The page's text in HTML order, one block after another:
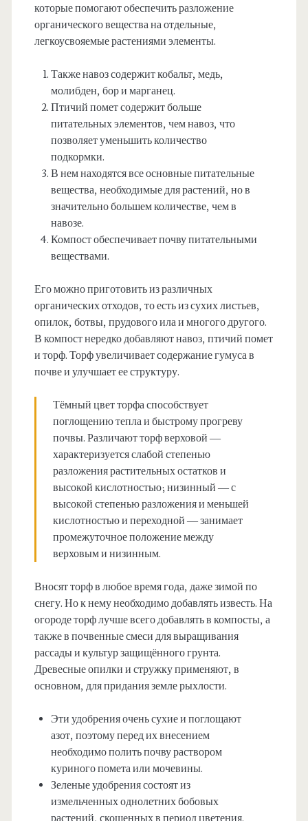
которые помогают обеспечить разложение
органического вещества на отдельные,
легкоусвояемые растениями элементы.
Также навоз содержит кобальт, медь,
молибден, бор и марганец.
Птичий помет содержит больше
питательных элементов, чем навоз, что
позволяет уменьшить количество
подкормки.
В нем находятся все основные питательные
вещества, необходимые для растений, но в
значительно большем количестве, чем в
навозе.
Компост обеспечивает почву питательными
веществами.
Его можно приготовить из различных
органических отходов, то есть из сухих листьев,
опилок, ботвы, прудового ила и многого другого.
В компост нередко добавляют навоз, птичий помет
и торф. Торф увеличивает содержание гумуса в
почве и улучшает ее структуру.
Тёмный цвет торфа способствует
поглощению тепла и быстрому прогреву
почвы. Различают торф верховой —
характеризуется слабой степенью
разложения растительных остатков и
высокой кислотностью; низинный — с
высокой степенью разложения и меньшей
кислотностью и переходной — занимает
промежуточное положение между
верховым и низинным.
Вносят торф в любое время года, даже зимой по
снегу. Но к нему необходимо добавлять известь. На
огороде торф лучше всего добавлять в компосты, а
также в почвенные смеси для выращивания
рассады и культур защищённого грунта.
Древесные опилки и стружку применяют, в
основном, для придания земле рыхлости.
Эти удобрения очень сухие и поглощают
азот, поэтому перед их внесением
необходимо полить почву раствором
куриного помета или мочевины.
Зеленые удобрения состоят из
измельченных однолетних бобовых
растений, скошенных в период цветения.